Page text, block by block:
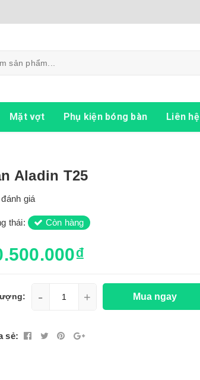
Mặt vợt Phụ kiện bóng bàn Liên hệ
Aladin T25
giá
thái: Còn hàng
- + Mua ngay
sẻ: